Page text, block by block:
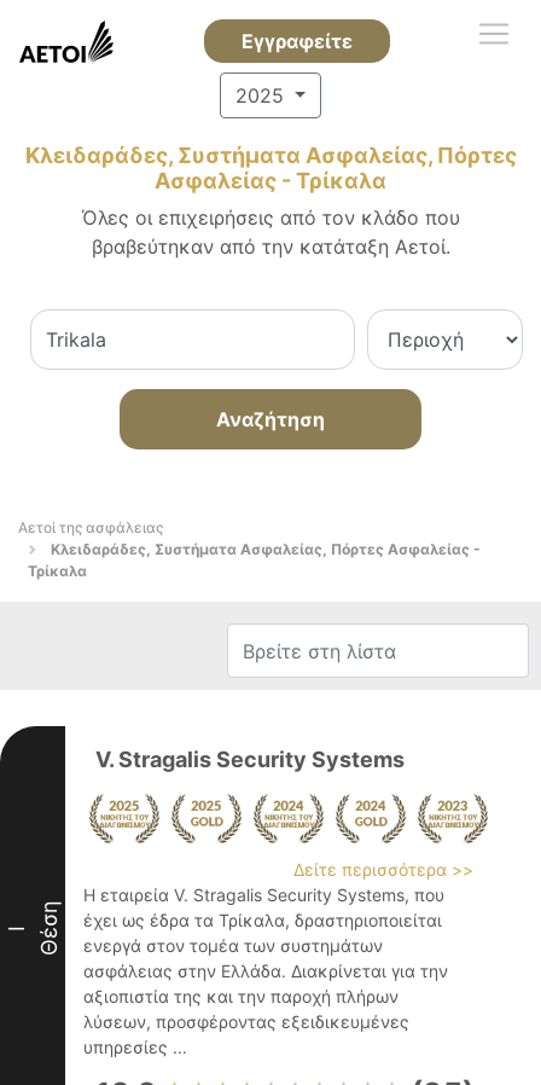
Εγγραφείτε
2025
Κλειδαράδες, Συστήματα Ασφαλείας, Πόρτες
Ασφαλείας - Τρίκαλα
Όλες οι επιχειρήσεις από τον κλάδο που
βραβεύτηκαν από την κατάταξη Αετοί.
Αναζήτηση
Αετοί της ασφάλειας
Κλειδαράδες, Συστήματα Ασφαλείας, Πόρτες Ασφαλείας -
Τρίκαλα
I Θέση
V. Stragalis Security Systems
Δείτε περισσότερα >>
Η εταιρεία V. Stragalis Security Systems, που
έχει ως έδρα τα Τρίκαλα, δραστηριοποιείται
ενεργά στον τομέα των συστημάτων
ασφάλειας στην Ελλάδα. Διακρίνεται για την
αξιοπιστία της και την παροχή πλήρων
λύσεων, προσφέροντας εξειδικευμένες
υπηρεσίες ...